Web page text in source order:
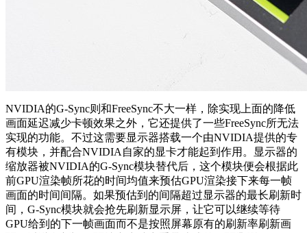
NVIDIA的G-Sync则和FreeSync不大一样，除实现上面的降低
画面延迟减少卡顿效果之外，它还提供了一些FreeSync所无法
实现的功能。不过这需要显示器搭载一个由NVIDIA提供的专
有模块，并配合NVIDIA自家的显卡才能起到作用。显示器的
缩放器被NVIDIA的G-Sync模块替代后，这个模块便会根据此
前GPU渲染帧所花的时间均值来预估GPU渲染接下来每一帧
画面的时间间隔。如果预估到的间隔超过显示器的最长刷新时
间，G-Sync模块就会抢先刷新显示屏，让它可以继续等待
GPU给到的下一帧画面而不是按照屏幕原有的刷新率刷新画